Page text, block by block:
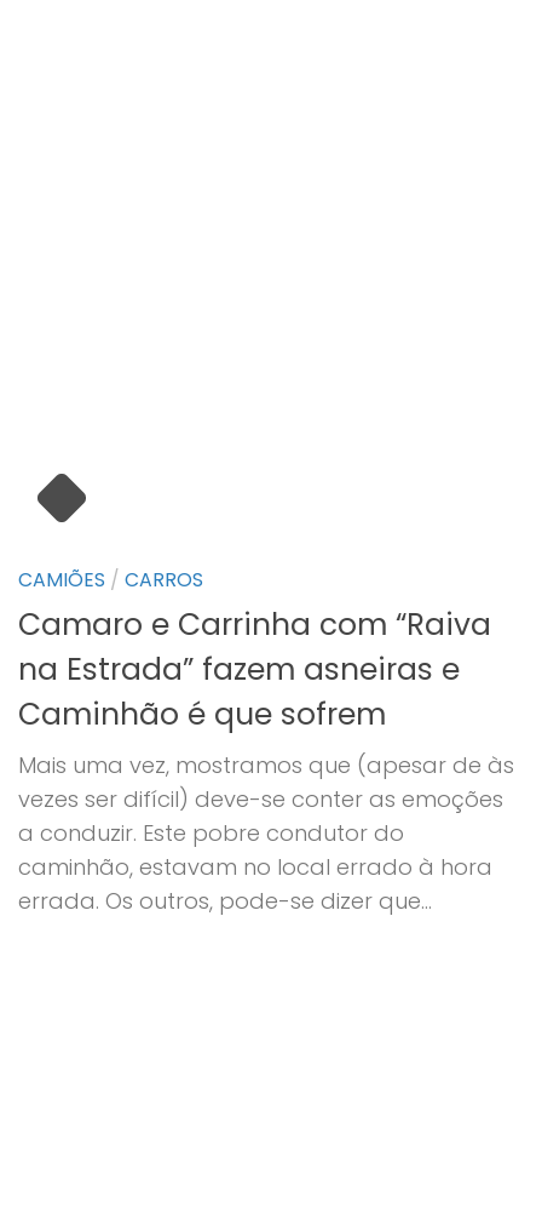
CAMIÕES / CARROS
Camaro e Carrinha com “Raiva
na Estrada” fazem asneiras e
Caminhão é que sofrem
Mais uma vez, mostramos que (apesar de às
vezes ser difícil) deve-se conter as emoções
a conduzir. Este pobre condutor do
caminhão, estavam no local errado à hora
errada. Os outros, pode-se dizer que...